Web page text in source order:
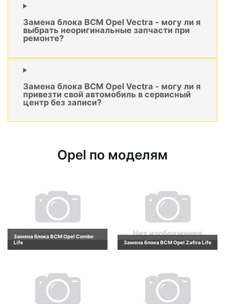
Замена блока BCM Opel Vectra - могу ли я
выбрать неоригинальные запчасти при
ремонте?
Замена блока BCM Opel Vectra - могу ли я
привезти свой автомобиль в сервисный
центр без записи?
Opel по моделям
Замена блока BCM Opel Combo
Life
Замена блока BCM Opel Zafira Life